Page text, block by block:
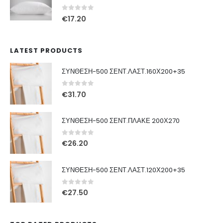
0out of 5
€17.20
LATEST PRODUCTS
ΣΥΝΘΕΣΗ-500 ΣΕΝΤ.ΛΑΣΤ.160Χ200+35
0out of 5
€31.70
ΣΥΝΘΕΣΗ-500 ΣΕΝΤ.ΠΛΑΚΕ 200Χ270
0out of 5
€26.20
ΣΥΝΘΕΣΗ-500 ΣΕΝΤ.ΛΑΣΤ.120Χ200+35
0out of 5
€27.50